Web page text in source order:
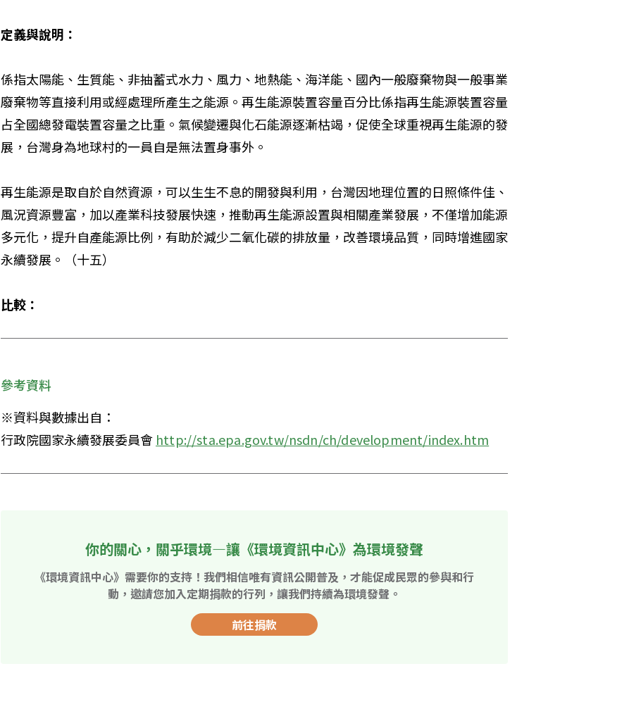
定義與說明：
係指太陽能、生質能、非抽蓄式水力、風力、地熱能、海洋能、國內一般廢棄物與一般事業
廢棄物等直接利用或經處理所產生之能源。再生能源裝置容量百分比係指再生能源裝置容量
占全國總發電裝置容量之比重。氣候變遷與化石能源逐漸枯竭，促使全球重視再生能源的發
展，台灣身為地球村的一員自是無法置身事外。
再生能源是取自於自然資源，可以生生不息的開發與利用，台灣因地理位置的日照條件佳、
風況資源豐富，加以產業科技發展快速，推動再生能源設置與相關產業發展，不僅增加能源
多元化，提升自產能源比例，有助於減少二氧化碳的排放量，改善環境品質，同時增進國家
永續發展。（十五）
比較：
參考資料
※資料與數據出自：
行政院國家永續發展委員會 http://sta.epa.gov.tw/nsdn/ch/development/index.htm
你的關心，關乎環境—讓《環境資訊中心》為環境發聲
《環境資訊中心》需要你的支持！我們相信唯有資訊公開普及，才能促成民眾的參與和行
動，邀請您加入定期捐款的行列，讓我們持續為環境發聲。
前往捐款